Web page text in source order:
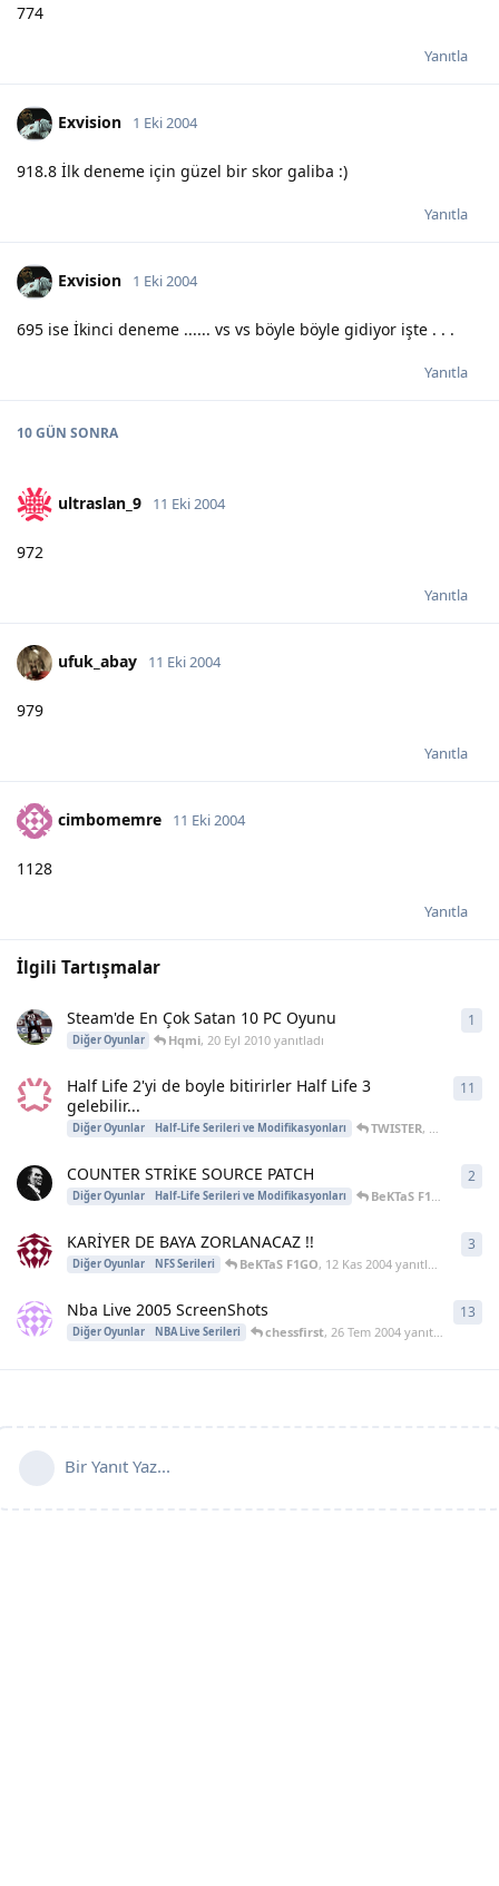
774
Yanıtla
Exvision 1 Eki 2004
918.8 İlk deneme için güzel bir skor galiba :)
Yanıtla
Exvision 1 Eki 2004
695 ise İkinci deneme ...... vs vs böyle böyle gidiyor işte . . .
Yanıtla
10 GÜN SONRA
ultraslan_9 11 Eki 2004
972
Yanıtla
ufuk_abay 11 Eki 2004
979
Yanıtla
cimbomemre 11 Eki 2004
1128
Yanıtla
İlgili Tartışmalar
Steam'de En Çok Satan 10 PC Oyunu
Diğer Oyunlar Hqmi,20 Eyl 2010 yanıtladı
1
Half Life 2'yi de boyle bitirirler Half Life 3
gelebilir...
Diğer Oyunlar Half-Life Serileri ve Modifikasyonları TWISTER, 19 Ara 2004
11
COUNTER STRİKE SOURCE PATCH
Diğer Oyunlar Half-Life Serileri ve Modifikasyonları BeKTaS F1GO
2
KARİYER DE BAYA ZORLANACAZ !!
Diğer Oyunlar NFS Serileri BeKTaS F1GO, 12 Kas 2004yanıtladı
3
Nba Live 2005 ScreenShots
Diğer Oyunlar NBA Live Serileri chessfirst, 26 Tem 2004yanıtladı
13
Bir Yanıt Yaz...